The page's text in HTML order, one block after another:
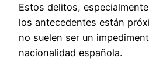
Estos delitos,
los antecedentes están
no suelen ser un
nacionalidad española.